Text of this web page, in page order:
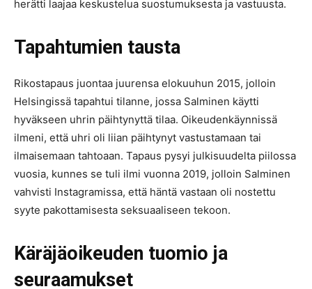
herätti laajaa keskustelua suostumuksesta ja vastuusta.
Tapahtumien tausta
Rikostapaus juontaa juurensa elokuuhun 2015, jolloin
Helsingissä tapahtui tilanne, jossa Salminen käytti
hyväkseen uhrin päihtynyttä tilaa. Oikeudenkäynnissä
ilmeni, että uhri oli liian päihtynyt vastustamaan tai
ilmaisemaan tahtoaan. Tapaus pysyi julkisuudelta piilossa
vuosia, kunnes se tuli ilmi vuonna 2019, jolloin Salminen
vahvisti Instagramissa, että häntä vastaan oli nostettu
syyte pakottamisesta seksuaaliseen tekoon.
Käräjäoikeuden tuomio ja
seuraamukset